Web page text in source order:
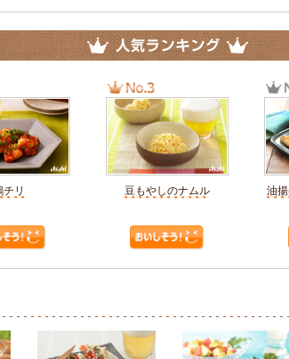
チリ 豆もやしのナムル
油